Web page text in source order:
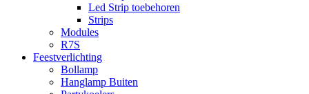
Led Strip toebehoren
Strips
Modules
R7S
Feestverlichting
Bollamp
Hanglamp Buiten